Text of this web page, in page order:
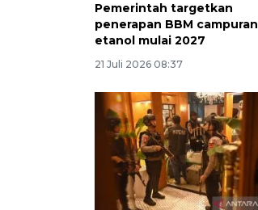
Pemerintah targetkan
penerapan BBM campuran
etanol mulai 2027
21 Juli 2026 08:37